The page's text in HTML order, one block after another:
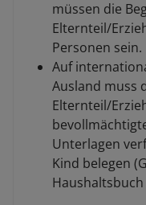
müssen die
Elternteil/
Personen sein.
Auf
Ausland muss
Elternteil/
Unterlagen
Kind belegen